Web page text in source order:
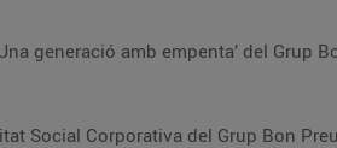
generació amb empenta’ del
Social Corporativa del Grup Bon